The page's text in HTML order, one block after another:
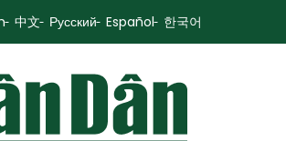
中文 Русский Español 한국어